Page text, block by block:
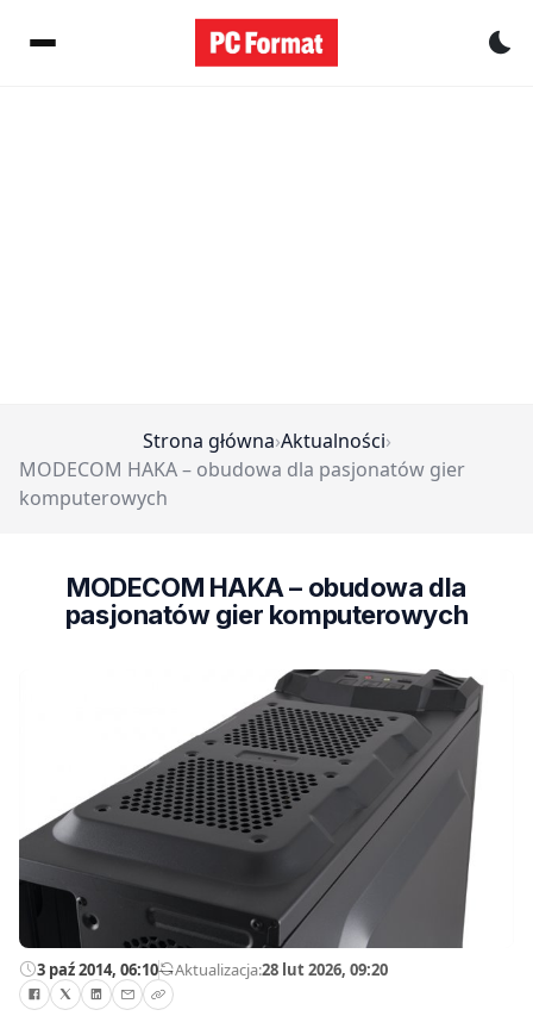
Strona główna›Aktualności›
MODECOM HAKA – obudowa dla pasjonatów gier
komputerowych
MODECOM HAKA – obudowa dla
pasjonatów gier komputerowych
3 paź 2014, 06:10—Aktualizacja:28 lut 2026, 09:20